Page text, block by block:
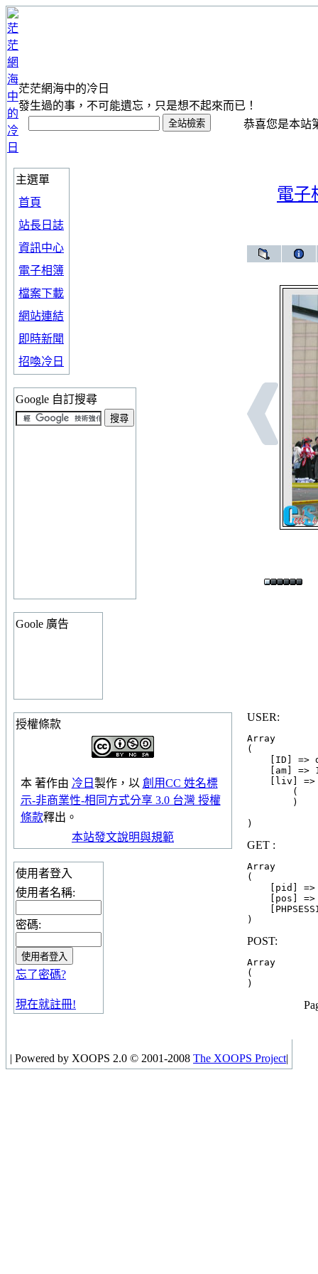
茫茫網海中的冷日
發生過的事，不可能遺忘，只是想不起來而已！
恭喜您是本站
主選單
首頁
站長日誌
資訊中心
電子相簿
檔案下載
網站連結
即時新聞
招喚冷日
Google 自訂搜尋
Goole 廣告
授權條款
本 著作由 冷日 製作，以 創用CC 姓名標
示-非商業性-相同方式分享 3.0 台灣 授權
條款釋出。
本站發文說明與規範
使用者登入
使用者名稱:
密碼:
忘了密碼?
現在就註冊!
電子
USER:
Array
(
[ID] =>
[am] =>
[liv] =>
        (
        )
GET :
Array
(
[pid] =>
[pos] =>
POST:
Array
(
| Powered by XOOPS 2.0 © 2001-2008 The XOOPS Project|